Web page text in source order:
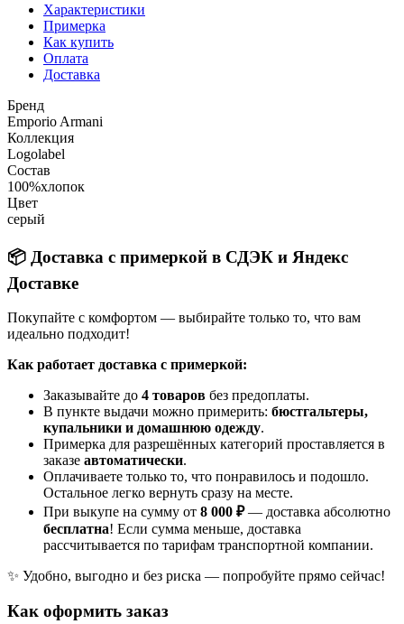
Характеристики
Примерка
Как купить
Оплата
Доставка
Бренд
Emporio Armani
Коллекция
Logolabel
Состав
100%хлопок
Цвет
серый
📦 Доставка с примеркой в СДЭК и Яндекс
Доставке
Покупайте с комфортом — выбирайте только то, что вам
идеально подходит!
Как работает доставка с примеркой:
Заказывайте до 4 товаров без предоплаты.
В пункте выдачи можно примерить: бюстгальтеры,
купальники и домашнюю одежду.
Примерка для разрешённых категорий проставляется в
заказе автоматически.
Оплачиваете только то, что понравилось и подошло.
Остальное легко вернуть сразу на месте.
При выкупе на сумму от 8 000 ₽— доставка абсолютно
бесплатна! Если сумма меньше, доставка
рассчитывается по тарифам транспортной компании.
✨ Удобно, выгодно и без риска — попробуйте прямо сейчас!
Как оформить заказ